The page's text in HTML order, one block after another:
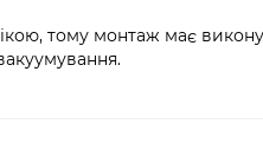
тому монтаж має